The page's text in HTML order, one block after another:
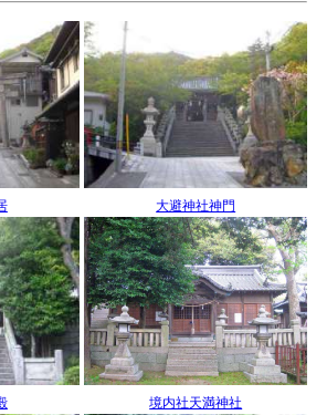
大避神社神門
境内社天満神社